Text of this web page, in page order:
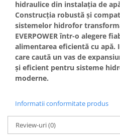
Masini de spalat vase
Masini de spalat vase
independente
Motoburghiu/Foreza pamant
Pachete Incorporabile
Pirostrii & Arzatoare
Pompe de stropit
Radiatoare
hidraulice din instalația de
Construcția robustă și
sistemelor hidrofor
EVERPOWER într-o alegere
alimentarea eficientă cu
care caută un vas de
și eficient pentru sisteme
moderne.
Informatii conformitate produs
Review-uri(0)